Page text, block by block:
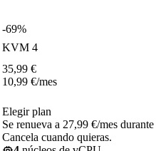
-69%
KVM 4
35,99 €
10,99 €/mes
Elegir plan
Se renueva a 27,99 €/mes durante
Cancela cuando quieras.